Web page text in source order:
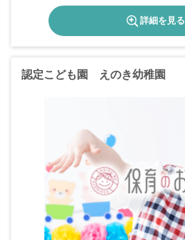
詳細を見る
認定こども園 えのき幼稚園